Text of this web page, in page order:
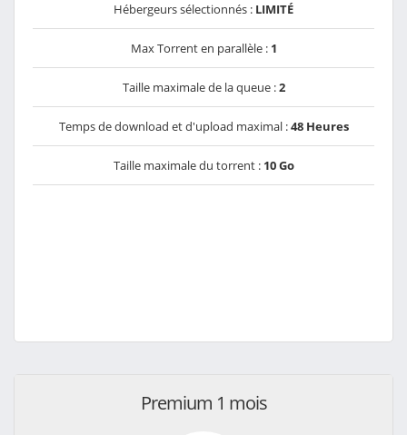
Hébergeurs sélectionnés : LIMITÉ
Max Torrent en parallèle : 1
Taille maximale de la queue :2
Temps de download et d'upload maximal :48 Heures
Taille maximale du torrent : 10 Go
Premium 1 mois